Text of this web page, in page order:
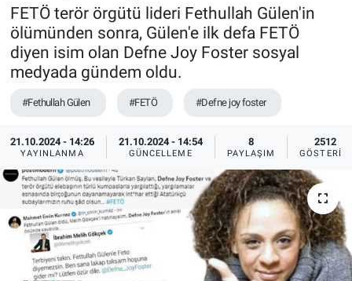
FETÖ terör örgütü lideri Fethullah Gülen'in
ölümünden sonra, Gülen'e ilk defa FETÖ
diyen isim olan Defne Joy Foster sosyal
medyada gündem oldu.
#Fethullah Gülen #FETÖ #Defne joy foster
21.10.2024 - 14:26
YAYINLANMA
21.10.2024 - 14:54
GÜNCELLEME
8
PAYLAŞIM
2512
GÖSTERIM
Dünya
Ege Saati
Ege'den Esintiler
Eğitim
Eğlence
Ekonomi
Forum
Spor
Yayın Akışı
İletişim
Son Dakika Haberleri
Haber Arşivi